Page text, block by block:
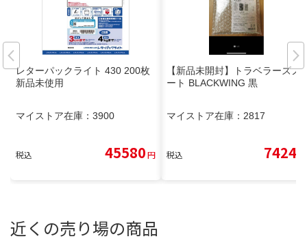
レターパックライト 430 200枚
新品未使用
マイストア在庫： 3900
税込 45580円
【新品未開封】トラベラーズノ
ート BLACKWING 黒
マイストア在庫： 2817
税込 7424
近くの売り場の商品